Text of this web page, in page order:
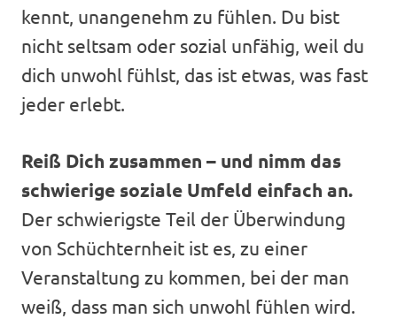
kennt, unangenehm zu fühlen. Du bist
nicht seltsam oder sozial unfähig, weil du
dich unwohl fühlst, das ist etwas, was fast
jeder erlebt.
Reiß Dich zusammen – und nimm das
schwierige soziale Umfeld einfach an.
Der schwierigste Teil der Überwindung
von Schüchternheit ist es, zu einer
Veranstaltung zu kommen, bei der man
weiß, dass man sich unwohl fühlen wird.